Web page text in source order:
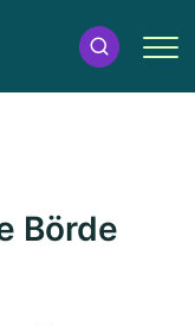
Börde